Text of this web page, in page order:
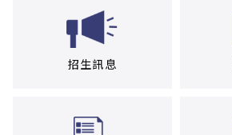
招生訊息